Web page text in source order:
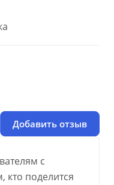
с
кто поделится
Добавить отзыв